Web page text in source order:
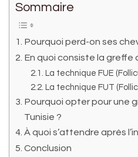
Sommaire
Pourquoi perd-on ses
En quoi consiste la greffe
La technique FUE
La technique FUT
Pourquoi opter pour une
Tunisie ?
À quoi s’attendre après
Conclusion